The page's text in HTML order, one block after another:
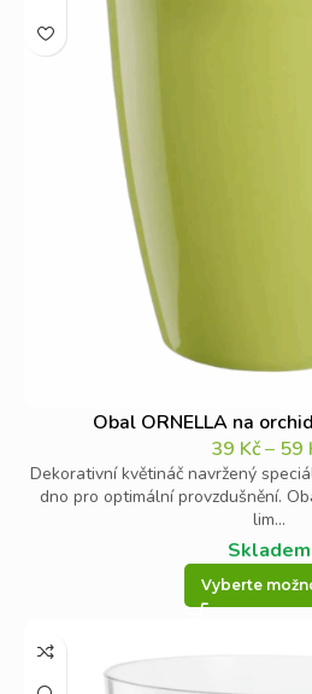
Obal ORNELLA na
39 Kč– 59
Dekorativní květináč navržený
dno pro optimální provzdušnění.
lim...
Skladem
Vyberte